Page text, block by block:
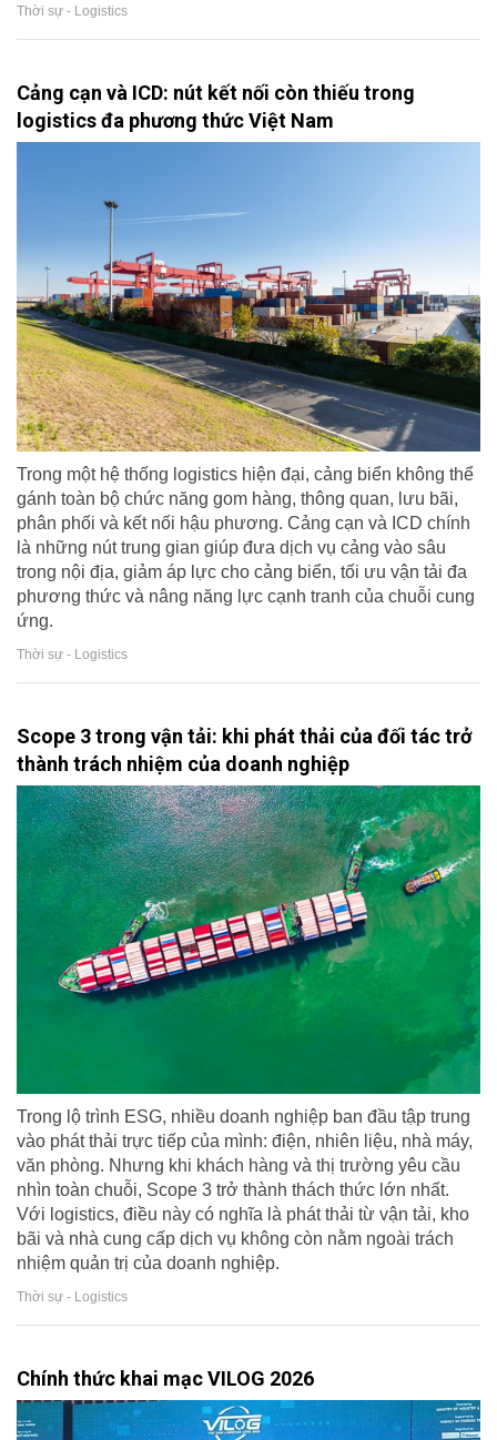
Thời sự - Logistics
Cảng cạn và ICD: nút kết nối còn thiếu trong
logistics đa phương thức Việt Nam
Trong một hệ thống logistics hiện đại, cảng biển không thể
gánh toàn bộ chức năng gom hàng, thông quan, lưu bãi,
phân phối và kết nối hậu phương. Cảng cạn và ICD chính
là những nút trung gian giúp đưa dịch vụ cảng vào sâu
trong nội địa, giảm áp lực cho cảng biển, tối ưu vận tải đa
phương thức và nâng năng lực cạnh tranh của chuỗi cung
ứng.
Thời sự - Logistics
Scope 3 trong vận tải: khi phát thải của đối tác trở
thành trách nhiệm của doanh nghiệp
Trong lộ trình ESG, nhiều doanh nghiệp ban đầu tập trung
vào phát thải trực tiếp của mình: điện, nhiên liệu, nhà máy,
văn phòng. Nhưng khi khách hàng và thị trường yêu cầu
nhìn toàn chuỗi, Scope 3 trở thành thách thức lớn nhất.
Với logistics, điều này có nghĩa là phát thải từ vận tải, kho
bãi và nhà cung cấp dịch vụ không còn nằm ngoài trách
nhiệm quản trị của doanh nghiệp.
Thời sự - Logistics
Chính thức khai mạc VILOG 2026